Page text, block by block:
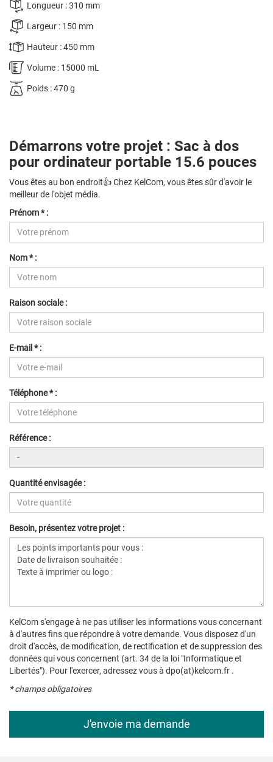
Longueur : 310 mm
Largeur : 150 mm
Hauteur : 450 mm
Volume : 15000 mL
Poids : 470 g
Démarrons votre projet : Sac à dos
pour ordinateur portable 15.6 pouces
Vous êtes au bon endroit👍 Chez KelCom, vous êtes sûr d'avoir le
meilleur de l'objet média.
Prénom * :
Nom * :
Raison sociale :
E-mail * :
Téléphone * :
Référence :
Quantité envisagée :
Besoin, présentez votre projet :
KelCom s'engage à ne pas utiliser les informations vous concernant
à d'autres fins que répondre à votre demande. Vous disposez d'un
droit d'accès, de modification, de rectification et de suppression des
données qui vous concernent (art. 34 de la loi "Informatique et
Libertés"). Pour l'exercer, adressez vous à dpo(at)kelcom.fr .
* champs obligatoires